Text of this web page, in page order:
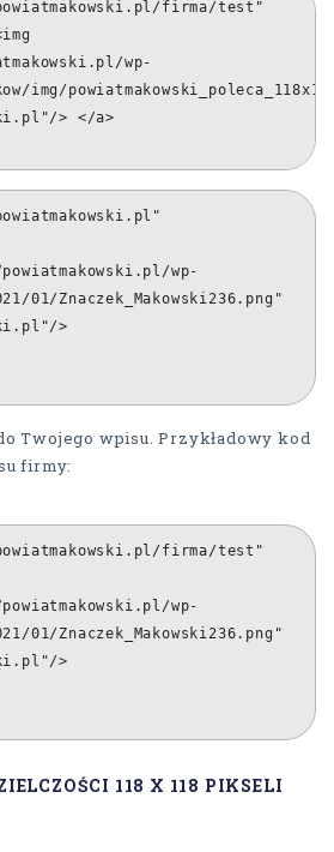
firma/test"
wp-
img/
> </a>
wp-
01/Znaczek_Makowski236.png"
>
Twojego wpisu. Przykładowy kod
firmy:
firma/test"
wp-
01/Znaczek_Makowski236.png"
>
118 X 118 PIKSELI